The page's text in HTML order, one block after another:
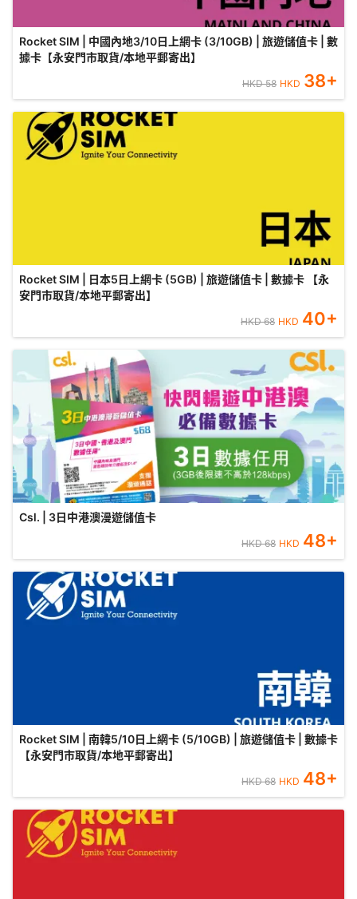
Rocket SIM | 中國內地3/10日上網卡 (3/10GB) | 旅遊儲值卡 | 數
據卡【永安門市取貨/本地平郵寄出】
HKD58 HKD 38+
Rocket SIM | 日本5日上網卡 (5GB) | 旅遊儲值卡 | 數據卡 【永
安門市取貨/本地平郵寄出】
HKD68 HKD 40+
Csl. | 3日中港澳漫遊儲值卡
HKD68 HKD 48+
Rocket SIM | 南韓5/10日上網卡 (5/10GB) | 旅遊儲值卡 | 數據卡
【永安門市取貨/本地平郵寄出】
HKD68 HKD 48+